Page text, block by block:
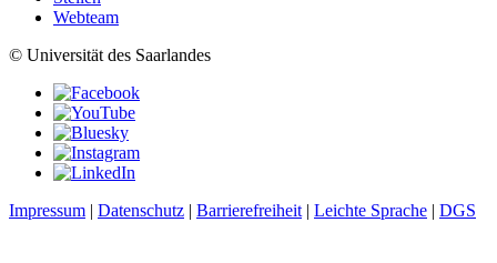
Webteam
© Universität des Saarlandes
Impressum | Datenschutz | Barrierefreiheit| Leichte Sprache | DGS